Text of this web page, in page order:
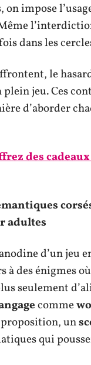
impose
dans les
le
jeu. Ces
d’aborder
des
adultes
d’un jeu
à des énigmes
seulement
comme
proposition, un
qui